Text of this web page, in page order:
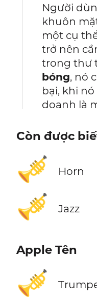
Người
khuôn
một cụ
trở nên
trong thư
bóng, nó
bại, khi
doanh là
Còn được
🎺 Horn
🎺 Jazz
Apple Tên
🎺